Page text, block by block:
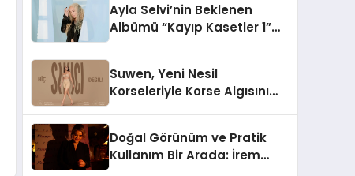
Ayla Selvi’nin Beklenen
Albümü “Kayıp Kasetler 1”
Suwen, Yeni Nesil
Korseleriyle Korse Algısını
Doğal Görünüm ve Pratik
Kullanım Bir Arada: İrem